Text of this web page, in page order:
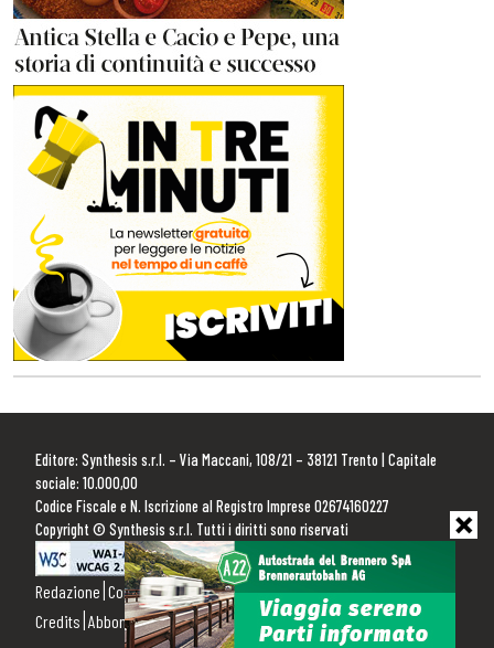
Editore: Synthesis s.r.l. – Via Maccani, 108/21 – 38121 Trento | Capitale
sociale: 10.000,00
Codice Fiscale e N. Iscrizione al Registro Imprese 02674160227
Copyright © Synthesis s.r.l. Tutti i diritti sono riservati
Redazione Contattaci Pubblicità Privacy Policy Cookie Policy
Credits Abbonamenti